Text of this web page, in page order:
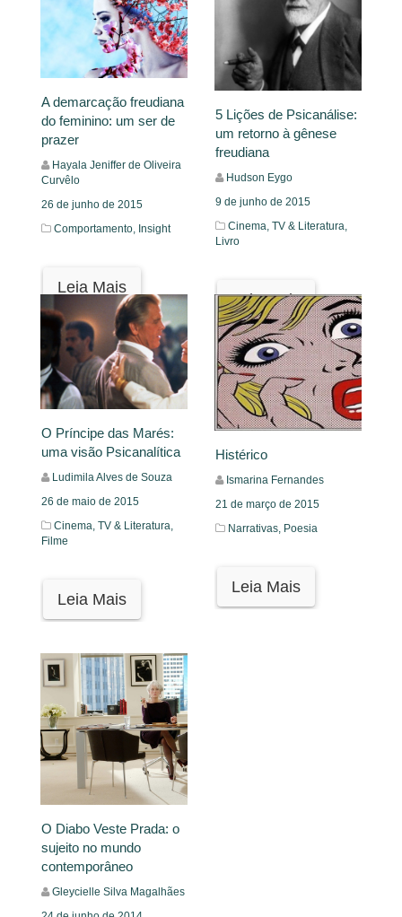
A demarcação freudiana
do feminino: um ser de
prazer
Hayala Jeniffer de Oliveira
Curvêlo
26 de junho de 2015
Comportamento, Insight
Leia Mais
5 Lições de Psicanálise:
um retorno à gênese
freudiana
Hudson Eygo
9 de junho de 2015
Cinema, TV & Literatura,
Livro
Leia Mais
O Príncipe das Marés:
uma visão Psicanalítica
Ludimila Alves de Souza
26 de maio de 2015
Cinema, TV & Literatura,
Filme
Leia Mais
Histérico
Ismarina Fernandes
21 de março de 2015
Narrativas, Poesia
Leia Mais
O Diabo Veste Prada: o
sujeito no mundo
contemporâneo
Gleycielle Silva Magalhães